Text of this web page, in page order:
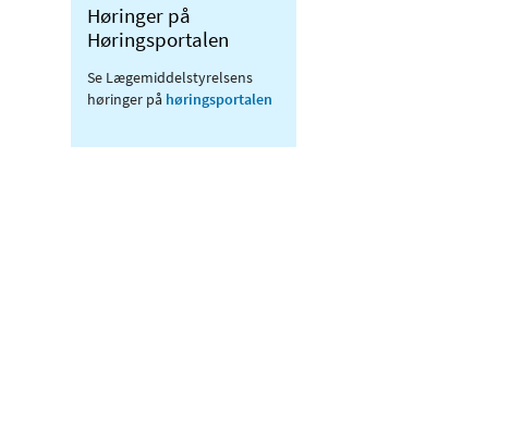
Høringer på
Høringsportalen
Se Lægemiddelstyrelsens
høringer på høringsportalen